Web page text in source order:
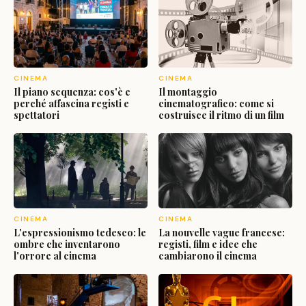
CINEMA
Il piano sequenza: cos'è e
perché affascina registi e
spettatori
CINEMA
Il montaggio
cinematografico: come si
costruisce il ritmo di un film
CINEMA
L'espressionismo tedesco: le
ombre che inventarono
l'orrore al cinema
CINEMA
La nouvelle vague francese:
registi, film e idee che
cambiarono il cinema